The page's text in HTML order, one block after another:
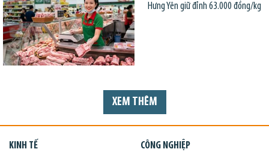
Hưng Yên giữ đỉnh 63.000 đồng/kg
XEM THÊM
KINH TẾ CÔNG NGHIỆP